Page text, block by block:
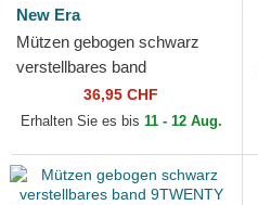
New Era
Mützen gebogen schwarz
verstellbares band
9TWENTY Worn PU der
New York Yankees MLB von
36,95 CHF
Erhalten Sie es bis 11 - 12 Aug.